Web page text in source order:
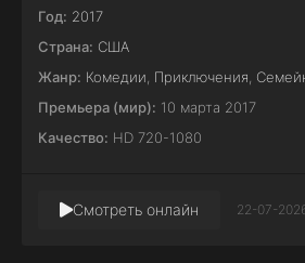
Год: 2017
Страна: США
Жанр: Комедии Приключения
Премьера (мир): 10 марта 2017
Качество: HD 720-1080
Смотреть онлайн 22-07-